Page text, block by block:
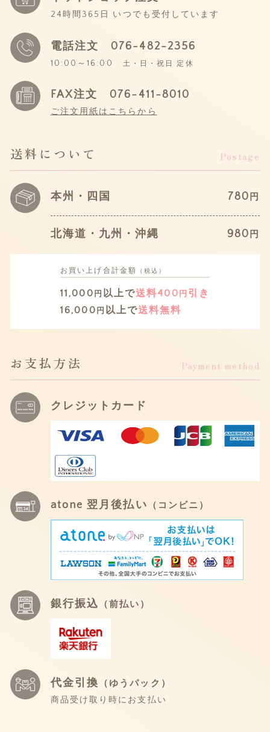
24時間365日 いつでも受付しています
電話注文076-482-2356
10:00～16:00 土・日・祝日 定休
FAX注文 076-411-8010
ご注文用紙はこちらから
送料について Postage
本州・四国 780 円
北海道・九州・沖縄 980 円
お買い上げ 合計金額 （税込）
11,000 円 以上で送料400 円 引き
16,000 円 以上で送料無料
お支払方法 Payment method
クレジットカード
atone 翌月後払い （コンビニ）
銀行振込 （前払い）
代金引換 （ゆうパック）
商品受け取り時にお支払い